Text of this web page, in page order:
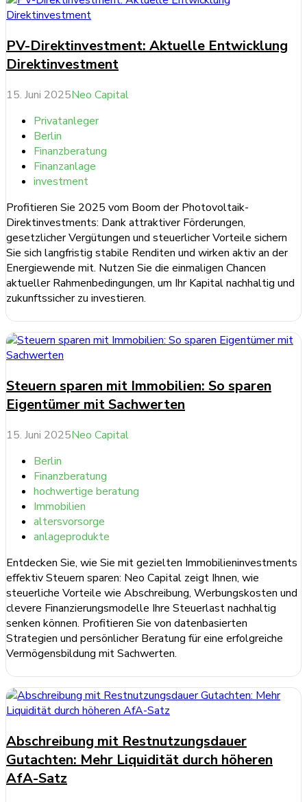
PV-Direktinvestment: Aktuelle Entwicklung
Direktinvestment
15. Juni 2025Neo Capital
Privatanleger
Berlin
Finanzberatung
Finanzanlage
investment
Profitieren Sie 2025 vom Boom der Photovoltaik-
Direktinvestments: Dank attraktiver Förderungen,
gesetzlicher Vergütungen und steuerlicher Vorteile sichern
Sie sich langfristig stabile Renditen und wirken aktiv an der
Energiewende mit. Nutzen Sie die einmaligen Chancen
aktueller Rahmenbedingungen, um Ihr Kapital nachhaltig und
zukunftssicher zu investieren.
weiterlesen ...
Steuern sparen mit Immobilien: So sparen
Eigentümer mit Sachwerten
15. Juni 2025Neo Capital
Berlin
Finanzberatung
hochwertige beratung
Immobilien
altersvorsorge
anlageprodukte
Entdecken Sie, wie Sie mit gezielten Immobilieninvestments
effektiv Steuern sparen: Neo Capital zeigt Ihnen, wie
steuerliche Vorteile wie Abschreibung, Werbungskosten und
clevere Finanzierungsmodelle Ihre Steuerlast nachhaltig
senken können. Profitieren Sie von datenbasierten
Strategien und persönlicher Beratung für eine erfolgreiche
Vermögensbildung mit Sachwerten.
weiterlesen ...
Abschreibung mit Restnutzungsdauer
Gutachten: Mehr Liquidität durch höheren
AfA-Satz